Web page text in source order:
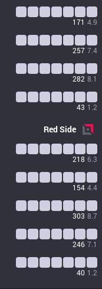
171 4.9
257 7.4
282 8.1
43 1.2
RedSide
218 6.3
154 4.4
303 8.7
246 7.1
40 1.2